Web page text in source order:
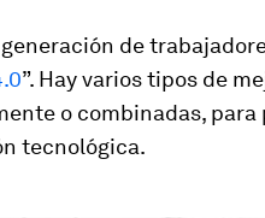
de
”. Hay varios tipos de
o combinadas, para
tecnológica.